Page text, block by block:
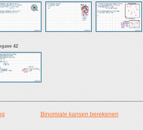
42
Binomiale kansen berekenen